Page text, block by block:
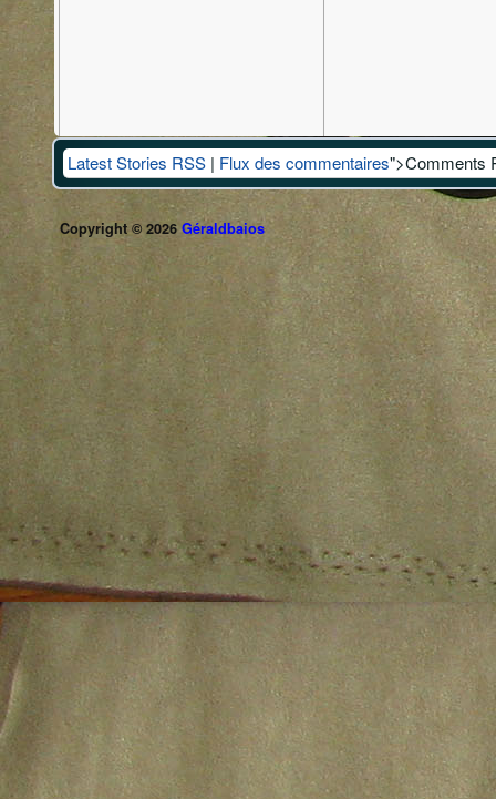
Latest Stories RSS | Flux des commentaires">Comments
Copyright © 2026 Géraldbaios